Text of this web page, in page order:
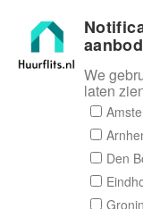
We
laten
Den